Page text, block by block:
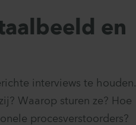
en
interviews te houden.
Waarop sturen ze? Hoe
procesverstoorders?